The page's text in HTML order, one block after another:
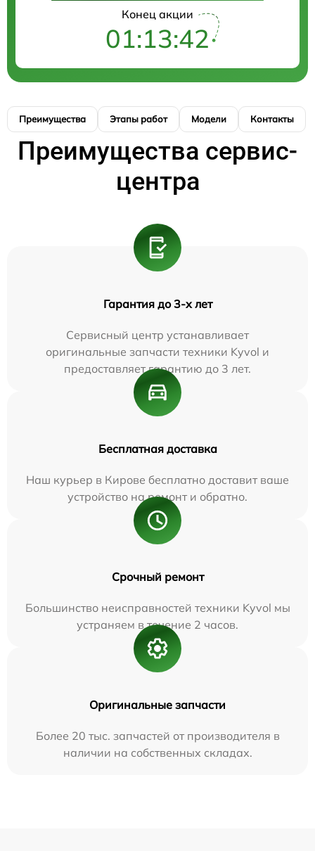
Конец акции
01:13:41
Преимущества Этапы работ Модели Контакты
Преимущества сервис-
центра
Гарантия до 3-х лет
Сервисный центр устанавливает
оригинальные запчасти техники Kyvol и
предоставляет гарантию до 3 лет.
Бесплатная доставка
Наш курьер в Кирове бесплатно доставит ваше
устройство на ремонт и обратно.
Срочный ремонт
Большинство неисправностей техники Kyvol мы
устраняем в течение 2 часов.
Оригинальные запчасти
Более 20 тыс. запчастей от производителя в
наличии на собственных складах.